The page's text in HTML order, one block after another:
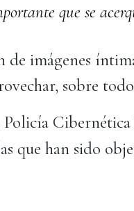
que se
imágenes
sobre
Cibernética
que han sido